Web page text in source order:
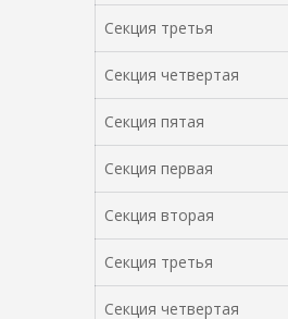
Секция третья
Секция четвертая
Секция пятая
Секция первая
Секция вторая
Секция третья
Секция четвертая